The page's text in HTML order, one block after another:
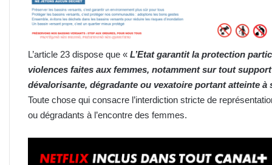
L’article 23 dispose que « L’Etat garantit la protection
violences faites aux femmes, notamment sur tout
dévalorisante, dégradante ou vexatoire portant atteinte à
Toute chose qui consacre l’interdiction stricte de
ou dégradants à l’encontre des femmes.